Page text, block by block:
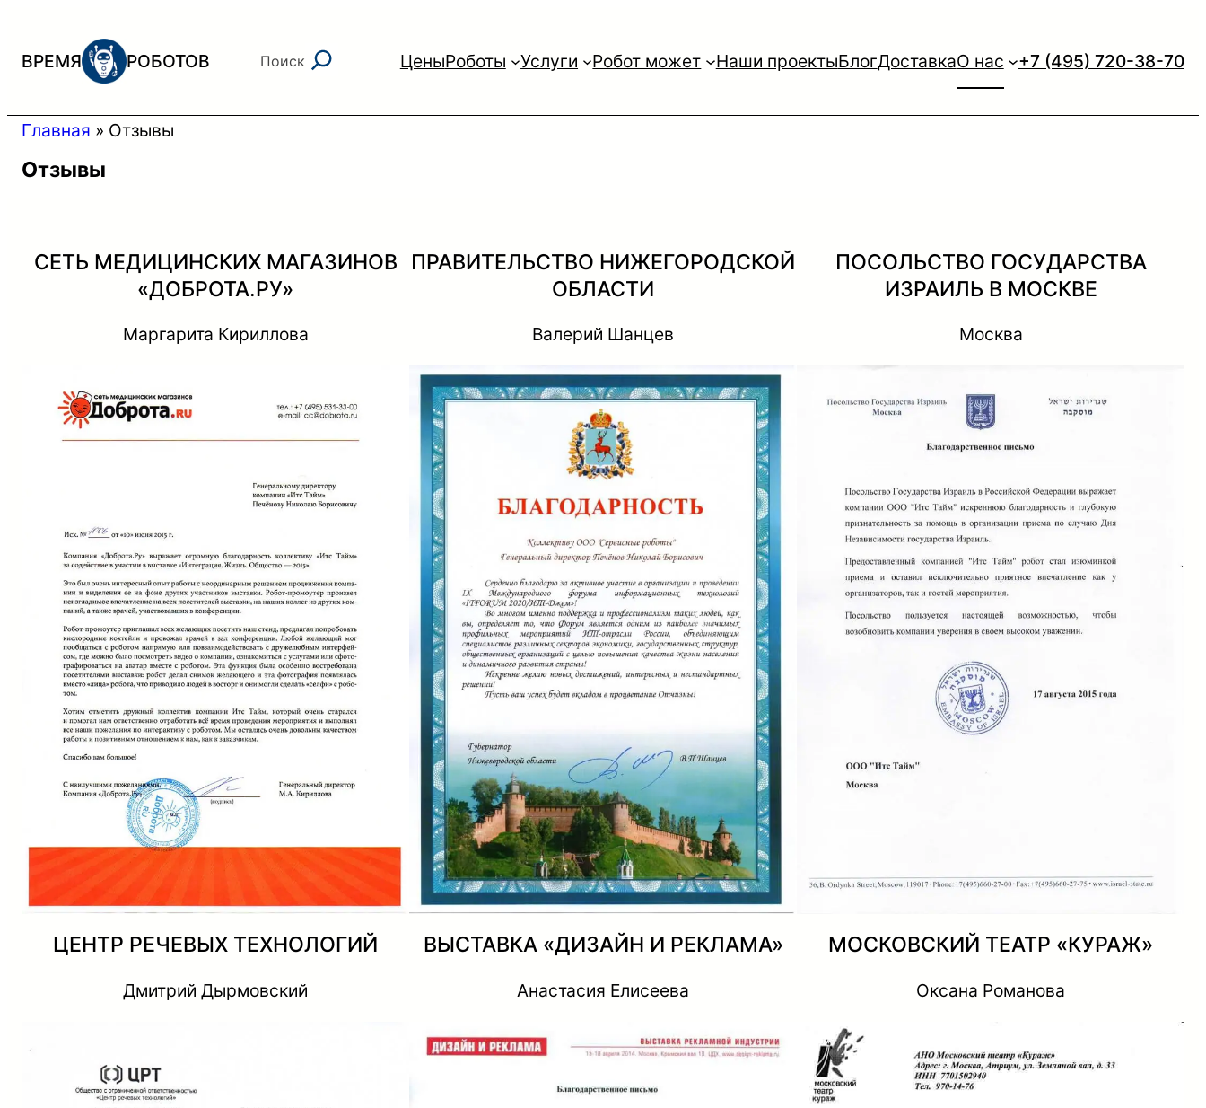
содержимому
ВРЕМЯ РОБОТОВ ПоискПоиск ЦеныРоботы Услуги Робот может Наши проектыБлогДоставкаО нас +7 (495) 720-38-70
Главная » Отзывы
Отзывы
СЕТЬ МЕДИЦИНСКИХ МАГАЗИНОВ
«ДОБРОТА.РУ»
Маргарита Кириллова
ПРАВИТЕЛЬСТВО НИЖЕГОРОДСКОЙ
ОБЛАСТИ
Валерий Шанцев
ПОСОЛЬСТВО ГОСУДАРСТВА
ИЗРАИЛЬ В МОСКВЕ
Москва
ЦЕНТР РЕЧЕВЫХ ТЕХНОЛОГИЙ
Дмитрий Дырмовский
ВЫСТАВКА «ДИЗАЙН И РЕКЛАМА»
Анастасия Елисеева
МОСКОВСКИЙ ТЕАТР «КУРАЖ»
Оксана Романова